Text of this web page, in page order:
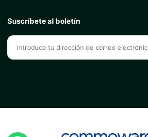
Suscríbete al boletín